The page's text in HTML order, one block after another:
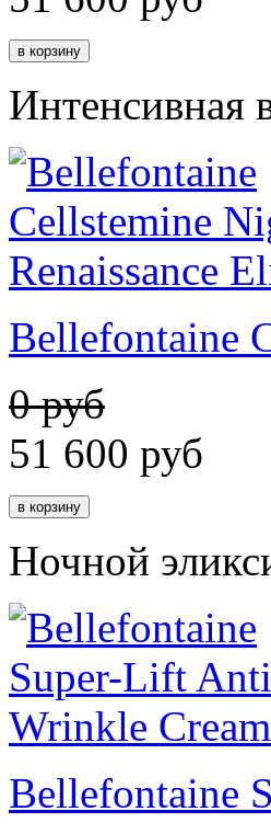
Интенсивная
Bellefontaine
0 руб
51 600 руб
Ночной
Bellefontaine